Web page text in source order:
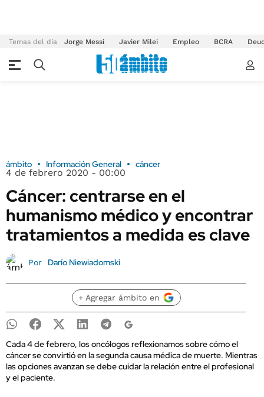
Temas del día Jorge Messi Javier Milei Empleo BCRA
ámbito Información General cáncer
4 de febrero 2020 - 00:00
Cáncer: centrarse en el
humanismo médico y encontrar
tratamientos a medida es clave
Por Darío Niewiadomski
+ Agregar ámbito en
Cada 4 de febrero, los oncólogos reflexionamos sobre cómo el
cáncer se convirtió en la segunda causa médica de muerte. Mientras
las opciones avanzan se debe cuidar la relación entre el profesional
y el paciente.